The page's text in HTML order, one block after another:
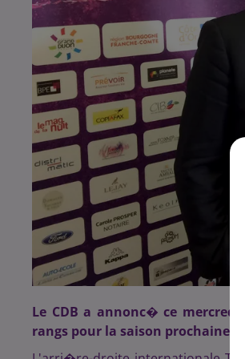
Le CDB a annonc� ce
rangs pour la saison prochaine